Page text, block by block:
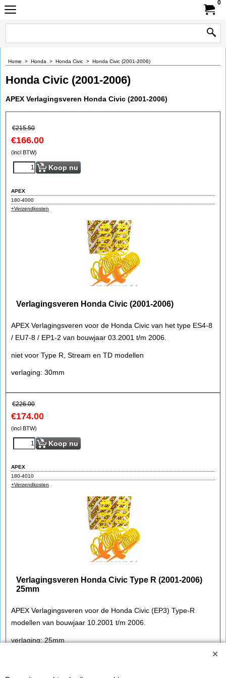
0
Home > Honda > Honda Civic > Honda Civic (2001-2006)
Honda Civic (2001-2006)
APEX Verlagingsveren Honda Civic (2001-2006)
€215.50
€166.00
(incl BTW)
Koop nu
APEX
180-4000
+Verzendkosten
Verlagingsveren Honda Civic (2001-2006)
APEX Verlagingsveren voor de Honda Civic van het type ES4-8
/ EU7-8 / EP1-2 van bouwjaar 03.2001 t/m 2006.
niet voor Type R, Stream en TD modellen
verlaging: 30mm
€226.00
€174.00
(incl BTW)
Koop nu
APEX
180-4010
+Verzendkosten
Verlagingsveren Honda Civic Type R (2001-2006)
25mm
APEX Verlagingsveren voor de Honda Civic (EP3) Type-R
modellen van bouwjaar 10.2001 t/m 2006.
verlaging: 25mm